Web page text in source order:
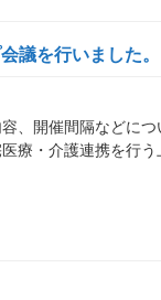
を行いました。
、開催間隔などにつ
療・介護連携を行う